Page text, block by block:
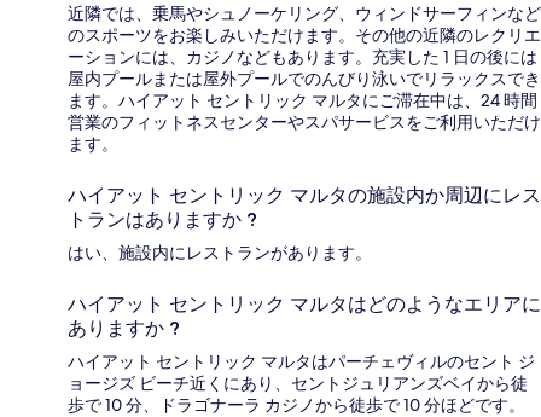
近隣では、乗馬やシュノーケリング、ウィンドサーフィンなど
のスポーツをお楽しみいただけます。その他の近隣のレクリエ
ーションには、カジノなどもあります。充実した 1 日の後には
屋内プールまたは屋外プールでのんびり泳いでリラックスでき
ます。ハイアット セントリック マルタにご滞在中は、24 時間
営業のフィットネスセンターやスパサービスをご利用いただけ
ます。
ハイアット セントリック マルタの施設内か周辺にレス
トランはありますか ?
はい、施設内にレストランがあります。
ハイアット セントリック マルタはどのようなエリアに
ありますか ?
ハイアット セントリック マルタはパーチェヴィルのセント ジ
ョージズ ビーチ近くにあり、セントジュリアンズベイから徒
歩で 10 分、ドラゴナーラ カジノから徒歩で 10 分ほどです。